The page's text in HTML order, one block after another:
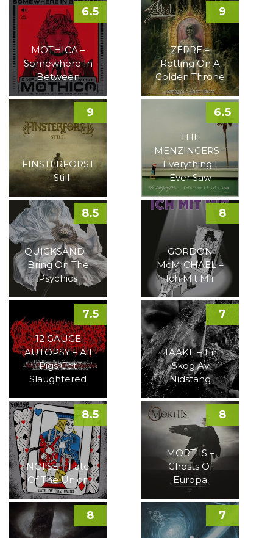
MOTHICA –
Somewhere In
Between
6.5
ZERRE –
Rotting On A
Golden Throne
9
FINSTERFORST
– Still
9
THE
MENZINGERS –
Everything I
Ever Saw
6.5
QUICKSAND –
Bring On The
Psychics
8.5
GORDON
McMICHAEL –
Ich Mit Mir
8
12 GAUGE
AUTOPSY – All
Pigs Get
Slaughtered
7.5
TAAKE – En
Skog Av
Nidstang
7
NOI!SE – Fate
Of The Union
8.5
MORTIIS –
Ghosts Of
Europa
8
8 7